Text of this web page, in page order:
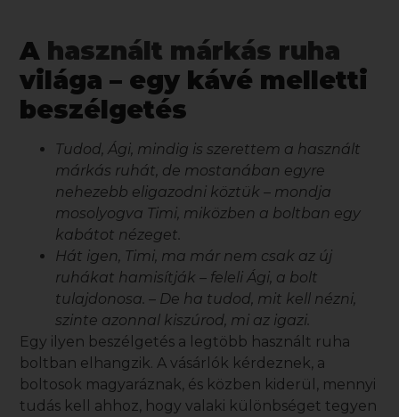
A használt márkás ruha
világa – egy kávé melletti
beszélgetés
Tudod, Ági, mindig is szerettem a használt
márkás ruhát, de mostanában egyre
nehezebb eligazodni köztük – mondja
mosolyogva Timi, miközben a boltban egy
kabátot nézeget.
Hát igen, Timi, ma már nem csak az új
ruhákat hamisítják – feleli Ági, a bolt
tulajdonosa. – De ha tudod, mit kell nézni,
szinte azonnal kiszúrod, mi az igazi.
Egy ilyen beszélgetés a legtöbb használt ruha
boltban elhangzik. A vásárlók kérdeznek, a
boltosok magyaráznak, és közben kiderül, mennyi
tudás kell ahhoz, hogy valaki különbséget tegyen